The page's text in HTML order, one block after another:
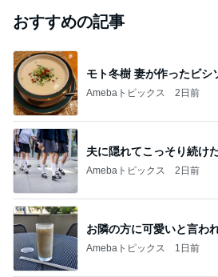
おすすめの記事
モト冬樹 妻が作ったビシ
Amebaトピックス 2日前
夫に隠れてこっそり続け
Amebaトピックス 2日前
お隣の方に可愛いと言わ
Amebaトピックス 1日前